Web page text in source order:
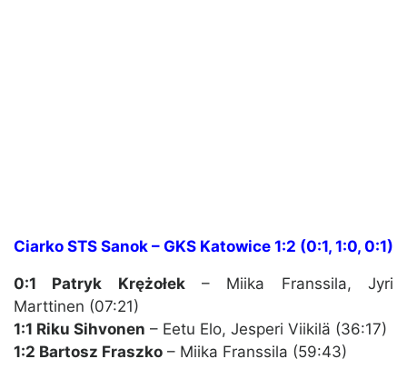
Ciarko STS Sanok – GKS Katowice 1:2 (0:1, 1:0, 0:1)
0:1 Patryk Krężołek– Miika Franssila, Jyri
Marttinen (07:21)
1:1 Riku Sihvonen – Eetu Elo, Jesperi Viikilä (36:17)
1:2 Bartosz Fraszko – Miika Franssila (59:43)